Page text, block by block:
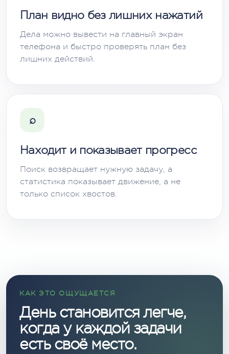
План видно без лишних нажатий
Дела можно вывести на главный экран
телефона и быстро проверять план без
лишних действий.
⌕
Находит и показывает прогресс
Поиск возвращает нужную задачу, а
статистика показывает движение, а не
только список хвостов.
КАК ЭТО ОЩУЩАЕТСЯ
День становится легче,
когда у каждой задачи
есть своё место.